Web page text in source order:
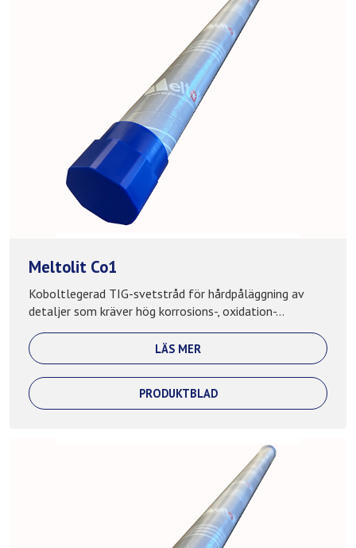
Meltolit Co1
Koboltlegerad TIG-svetstråd för hårdpåläggning av
detaljer som kräver hög korrosions-, oxidation-...
LÄS MER
PRODUKTBLAD